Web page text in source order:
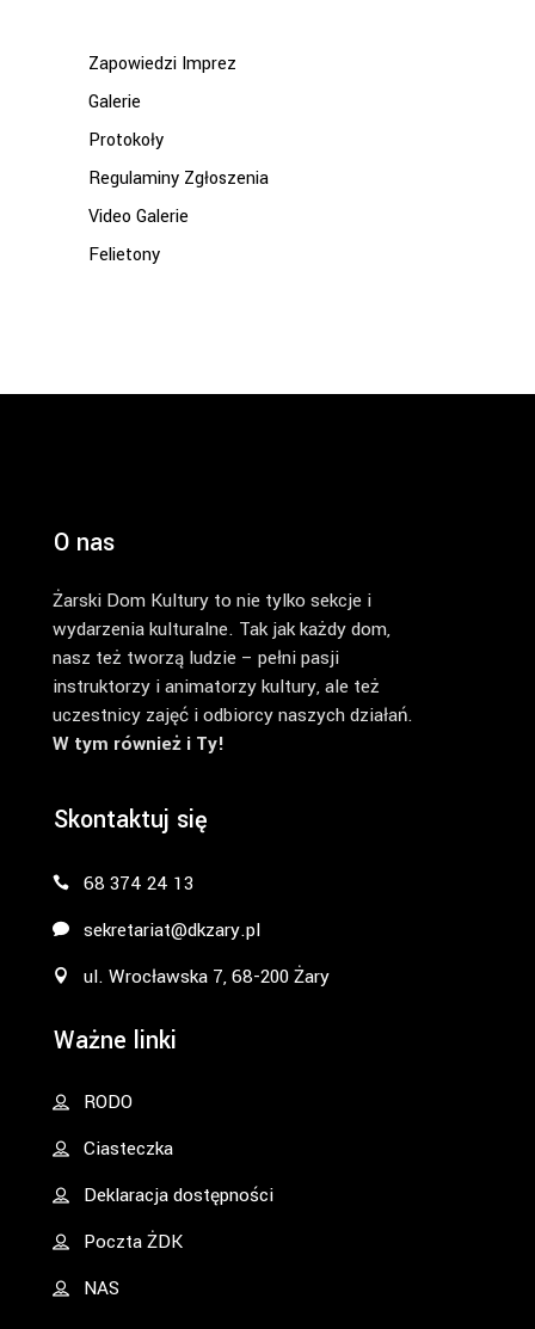
Zapowiedzi Imprez
Galerie
Protokoły
Regulaminy Zgłoszenia
Video Galerie
Felietony
O nas
Żarski Dom Kultury to nie tylko sekcje i
wydarzenia kulturalne. Tak jak każdy dom,
nasz też tworzą ludzie – pełni pasji
instruktorzy i animatorzy kultury, ale też
uczestnicy zajęć i odbiorcy naszych działań.
W tym również i Ty!
Skontaktuj się
68 374 24 13
sekretariat@dkzary.pl
ul. Wrocławska 7, 68-200 Żary
Ważne linki
RODO
Ciasteczka
Deklaracja dostępności
Poczta ŻDK
NAS